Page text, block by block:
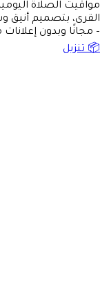
مواقيت الصلاة
القرى، بتصميم أنيق
– مجانًا وبدون
📦 تنزيل